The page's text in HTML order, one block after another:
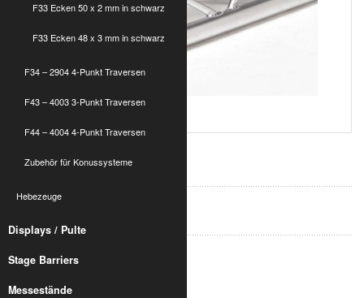
F33 Ecken 50 x 2 mm in schwarz
F33 Ecken 48 x 3 mm in schwarz
F34 – 2904 4-Punkt Traversen
F43 – 4003 3-Punkt Traversen
F44 – 4004 4-Punkt Traversen
Zubehör für Konussysteme
Hebezeuge
Displays / Pulte
Stage Barriers
Messestände
inkl. 19% MwSt.zzgl. Versand
Art.-Nr.:
in den Warenkorb